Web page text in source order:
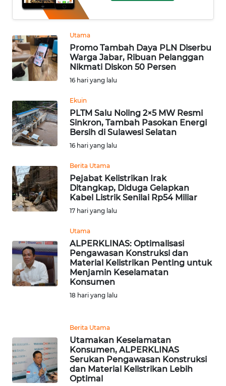
Utama
Promo Tambah Daya PLN Diserbu
Warga Jabar, Ribuan Pelanggan
Nikmati Diskon 50 Persen
16 hari yang lalu
Ekuin
PLTM Salu Noling 2×5 MW Resmi
Sinkron, Tambah Pasokan Energi
Bersih di Sulawesi Selatan
16 hari yang lalu
Berita Utama
Pejabat Kelistrikan Irak
Ditangkap, Diduga Gelapkan
Kabel Listrik Senilai Rp54 Miliar
17 hari yang lalu
Utama
ALPERKLINAS: Optimalisasi
Pengawasan Konstruksi dan
Material Kelistrikan Penting untuk
Menjamin Keselamatan
Konsumen
18 hari yang lalu
Berita Utama
Utamakan Keselamatan
Konsumen, ALPERKLINAS
Serukan Pengawasan Konstruksi
dan Material Kelistrikan Lebih
Optimal
SERBA-
SERBI
LABUAN
BAJO
Informasi
INDEKS
KONTAK
KAMI
INFO
TENTANG
KAMI
PEDOMAN
REDAKSI
KARIR